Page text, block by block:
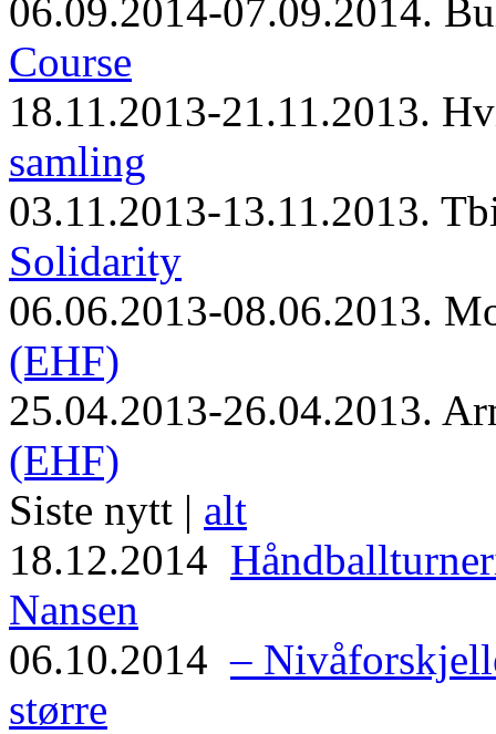
06.09.2014-07.09.2014.
Course
18.11.2013-21.11.2013.
samling
03.11.2013-13.11.2013.
Solidarity
06.06.2013-08.06.2013.
(EHF)
25.04.2013-26.04.2013.
(EHF)
Siste nytt | alt
18.12.2014
Nansen
06.10.2014–
større